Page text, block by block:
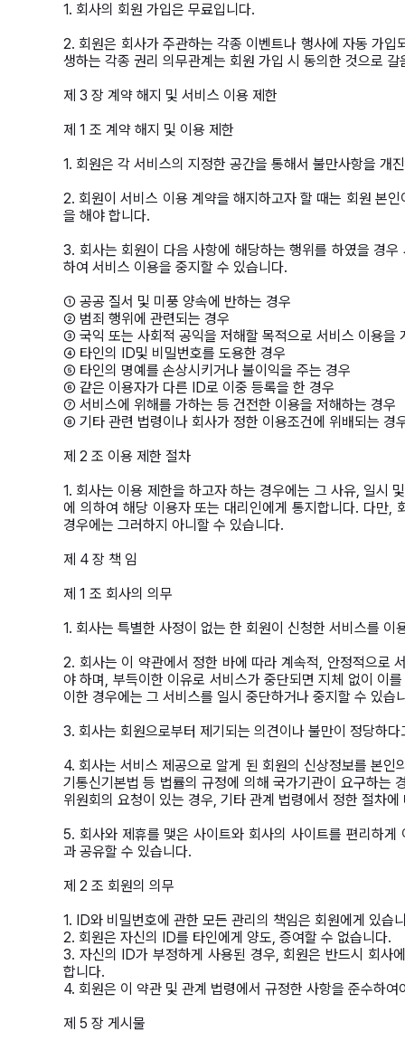
1. 회사의 회원 가입은 무료입니다.
2. 회원은 회사가 주관하는 각종 이벤트나 행사에 자동 가
생하는 각종 권리 의무관계는 회원 가입 시 동의한 것으로 갈
제 3 장 계약 해지 및 서비스 이용 제한
제 1 조 계약 해지 및 이용 제한
1. 회원은 각 서비스의 지정한 공간을 통해서 불만사항을 개
2. 회원이 서비스 이용 계약을 해지하고자 할 때는 회원 본
을 해야 합니다.
3. 회사는 회원이 다음 사항에 해당하는 행위를 하였을 경
하여 서비스 이용을 중지할 수 있습니다.
① 공공 질서 및 미풍 양속에 반하는 경우
② 범죄 행위에 관련되는 경우
③ 국익 또는 사회적 공익을 저해할 목적으로 서비스 이용을
④ 타인의 ID및 비밀번호를 도용한 경우
⑤ 타인의 명예를 손상시키거나 불이익을 주는 경우
⑥ 같은 이용자가 다른 ID로 이중 등록을 한 경우
⑦ 서비스에 위해를 가하는 등 건전한 이용을 저해하는 경우
⑧ 기타 관련 법령이나 회사가 정한 이용조건에 위배되는 경
제 2 조 이용 제한 절차
1. 회사는 이용 제한을 하고자 하는 경우에는 그 사유, 일시
에 의하여 해당 이용자 또는 대리인에게 통지합니다. 다만,
경우에는 그러하지 아니할 수 있습니다.
제 4 장 책 임
제 1 조 회사의 의무
1. 회사는 특별한 사정이 없는 한 회원이 신청한 서비스를 이
2. 회사는 이 약관에서 정한 바에 따라 계속적, 안정적으로
야 하며, 부득이한 이유로 서비스가 중단되면 지체 없이 이
이한 경우에는 그 서비스를 일시 중단하거나 중지할 수 있습
3. 회사는 회원으로부터 제기되는 의견이나 불만이 정당하
4. 회사는 서비스 제공으로 알게 된 회원의 신상정보를 본
기통신기본법 등 법률의 규정에 의해 국가기관이 요구하는
위원회의 요청이 있는 경우, 기타 관계 법령에서 정한 절차
5. 회사와 제휴를 맺은 사이트와 회사의 사이트를 편리하
과 공유할 수 있습니다.
제 2 조 회원의 의무
1. ID와 비밀번호에 관한 모든 관리의 책임은 회원에게 있습
2. 회원은 자신의 ID를 타인에게 양도, 증여할 수 없습니다.
3. 자신의 ID가 부정하게 사용된 경우, 회원은 반드시 회사
합니다.
4. 회원은 이 약관 및 관계 법령에서 규정한 사항을 준수하여
제 5 장 게시물